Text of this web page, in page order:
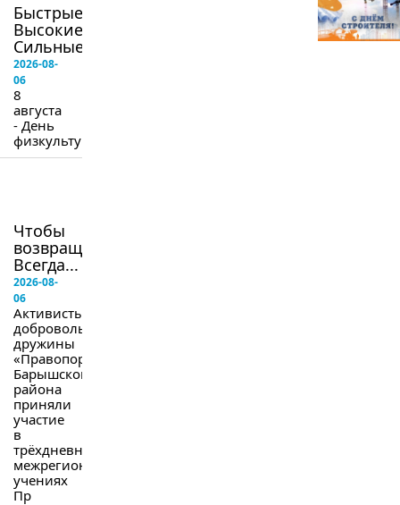
Быстрые!
Высокие!
Сильные!...
2026-08-
06
8
августа
- День
физкультурника.
Чтобы
возвращались.
Всегда...
2026-08-
06
Активисты
добровольной
дружины
«Правопорядок»
Барышского
района
приняли
участие
в
трёхдневных
межрегиональных
учениях
Пр